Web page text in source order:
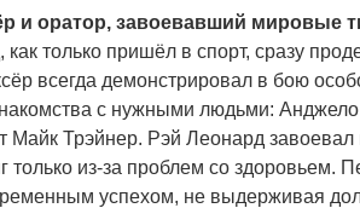
и оратор, завоевавший мировые
только пришёл в спорт, сразу
всегда демонстрировал в бою
с нужными людьми:
Майк Трэйнер. Рэй Леонард
только из-за проблем со здоровьем.
успехом, не выдерживая